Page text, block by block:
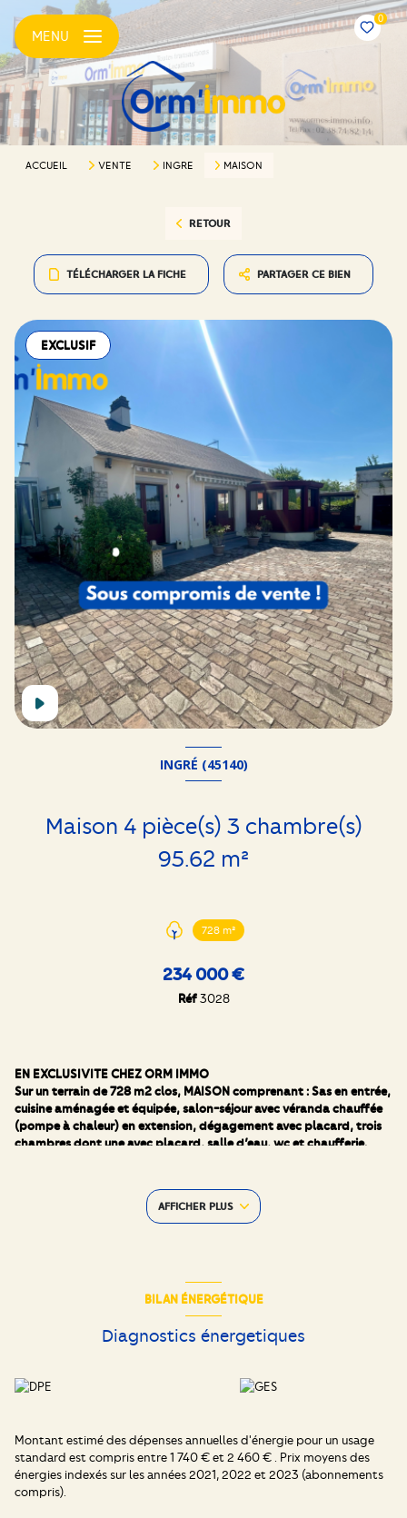
0
MENU
ACCUEIL VENTE INGRE MAISON
RETOUR
TÉLÉCHARGER LA FICHE PARTAGER CE BIEN
EXCLUSIF
INGRÉ (45140)
Maison 4 pièce(s) 3 chambre(s)
95.62 m²
728 m²
234 000 €
Réf3028
EN EXCLUSIVITE CHEZ ORM IMMO
Sur un terrain de 728 m2 clos, MAISON comprenant : Sas en entrée,
cuisine aménagée et équipée, salon-séjour avec véranda chauffée
(pompe à chaleur) en extension, dégagement avec placard, trois
chambres dont une avec placard, salle d’eau, wc et chaufferie.
- Commerces, écoles et transports à proximité à pied
Les informations sur les risques auxquels ce bien est exposé sont
Géorisques
AFFICHER PLUS
BILAN ÉNERGÉTIQUE
Diagnostics énergetiques
Montant estimé des dépenses annuelles d'énergie pour un usage
standard est compris entre 1 740 € et 2 460 € . Prix moyens des
énergies indexés sur les années 2021, 2022 et 2023 (abonnements
compris).